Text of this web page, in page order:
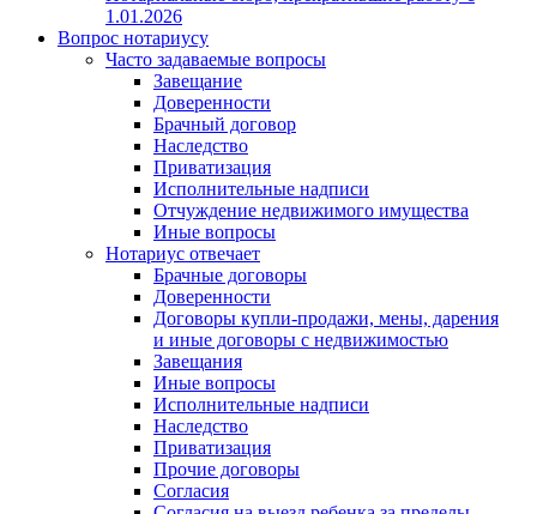
1.01.2026
Вопрос нотариусу
Часто задаваемые вопросы
Завещание
Доверенности
Брачный договор
Наследство
Приватизация
Исполнительные надписи
Отчуждение недвижимого имущества
Иные вопросы
Нотариус отвечает
Брачные договоры
Доверенности
Договоры купли-продажи, мены, дарения
и иные договоры с недвижимостью
Завещания
Иные вопросы
Исполнительные надписи
Наследство
Приватизация
Прочие договоры
Согласия